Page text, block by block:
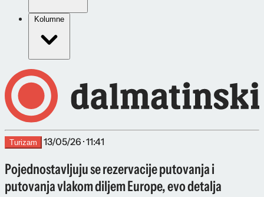
Kolumne
Turizam 13/05/26 · 11:41
Pojednostavljuju se rezervacije putovanja i
putovanja vlakom diljem Europe, evo detalja